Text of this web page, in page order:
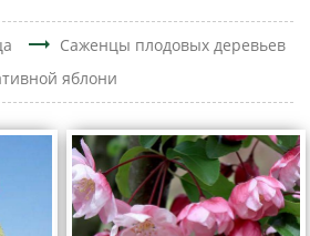
trending_flat Саженцы плодовых деревьев
яблони